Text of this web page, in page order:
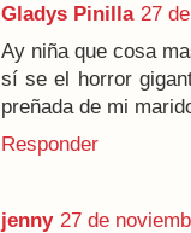
Gladys Pinilla 27
Ay niña que cosa
sí se el horror
preñada de mi
Responder
jenny 27 de